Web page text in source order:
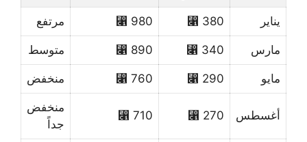
يناير 380 ⃁
980 ⃁ مرتفع
مارس 340 ⃁
890 ⃁ متوسط
مايو 290 ⃁
760 ⃁ منخفض
أغسطس 270 ⃁
710 ⃁
منخفض
جداً